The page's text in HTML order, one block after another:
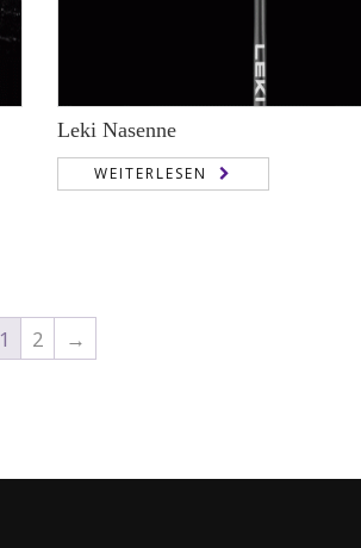
Leki Nasenne
WEITERLESEN
1 2 →